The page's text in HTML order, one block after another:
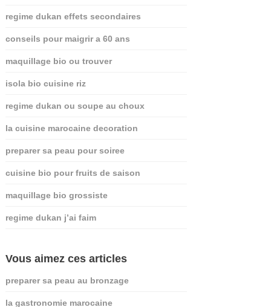
regime dukan effets secondaires
conseils pour maigrir a 60 ans
maquillage bio ou trouver
isola bio cuisine riz
regime dukan ou soupe au choux
la cuisine marocaine decoration
preparer sa peau pour soiree
cuisine bio pour fruits de saison
maquillage bio grossiste
regime dukan j’ai faim
Vous aimez ces articles
preparer sa peau au bronzage
la gastronomie marocaine